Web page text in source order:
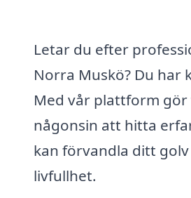
Letar du efter
Norra Muskö? Du har
Med vår plattform gör
någonsin att hitta
kan förvandla ditt
livfullhet.